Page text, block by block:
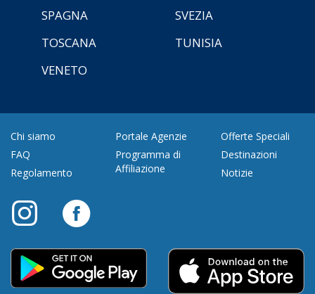
SPAGNA
SVEZIA
TOSCANA
TUNISIA
VENETO
Chi siamo
FAQ
Regolamento
Portale Agenzie
Programma di
Affiliazione
Offerte Speciali
Destinazioni
Notizie